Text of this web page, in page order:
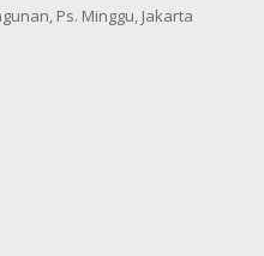
Ps. Minggu, Jakarta